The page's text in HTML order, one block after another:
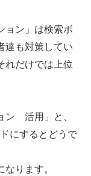
ョン」は検索ボ
達も対策してい
れだけでは上位
ン 活用」と、
にするとどうで
ります。